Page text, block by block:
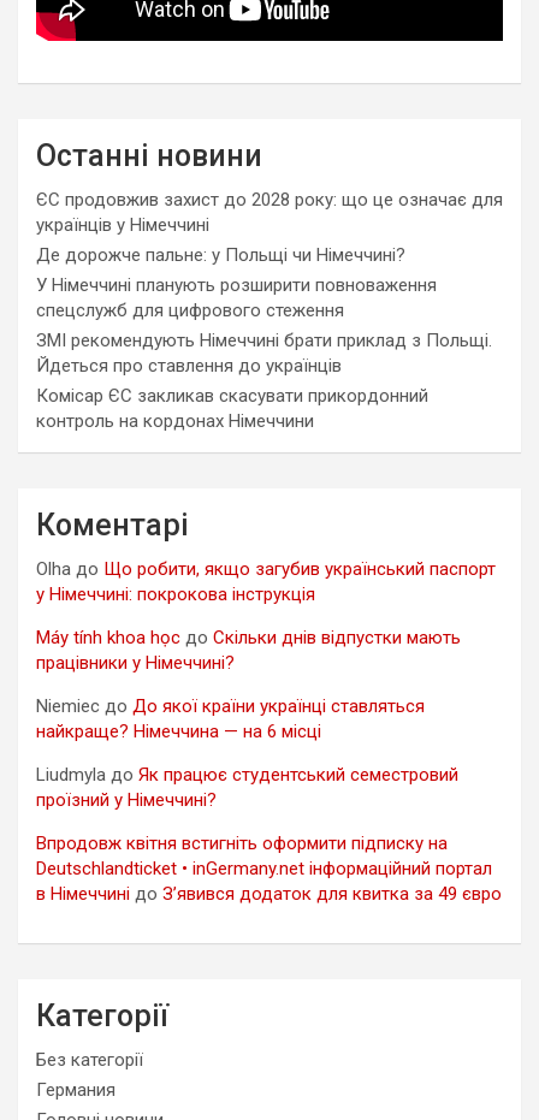
Останні новини
ЄС продовжив захист до 2028 року: що це означає для
українців у Німеччині
Де дорожче пальне: у Польщі чи Німеччині?
У Німеччині планують розширити повноваження
спецслужб для цифрового стеження
ЗМІ рекомендують Німеччині брати приклад з Польщі.
Йдеться про ставлення до українців
Комісар ЄС закликав скасувати прикордонний
контроль на кордонах Німеччини
Коментарі
Olha до Що робити, якщо загубив український паспорт
у Німеччині: покрокова інструкція
Máy tính khoa học до Скільки днів відпустки мають
працівники у Німеччині?
Niemiec до До якої країни українці ставляться
найкраще? Німеччина — на 6 місці
Liudmyla до Як працює студентський семестровий
проїзний у Німеччині?
Впродовж квітня встигніть оформити підписку на
Deutschlandticket • inGermany.net інформаційний портал
в Німеччині до З’явився додаток для квитка за 49 євро
Категорії
Без категорії
Германия